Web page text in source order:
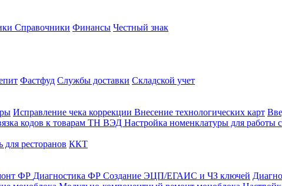
Справочники Финансы Честный знак
Фастфуд Службы доставки Складской учет
Исправление чека коррекции Внесение технологических карт
кодов к товарам ТН ВЭД Настройка номенклатуры для
для ресторанов ККТ
ФР Диагностика ФР Создание ЭЦП/ЕГАИС и ЧЗ ключей